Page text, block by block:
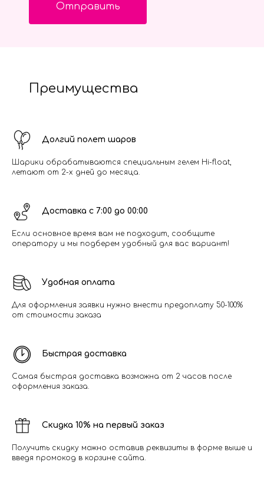
Отправить
Преимущества
Долгий полет шаров
Шарики обрабатываются специальным гелем Hi-float,
летают от 2-х дней до месяца.
Доставка с 7:00 до 00:00
Если основное время вам не подходит, сообщите
оператору и мы подберем удобный для вас вариант!
Удобная оплата
Для оформления заявки нужно внести предоплату 50-100%
от стоимости заказа
Быстрая доставка
Самая быстрая доставка возможна от 2 часов после
оформления заказа.
Скидка 10% на первый заказ
Получить скидку можно оставив реквизиты в форме выше и
введя промокод в корзине сайта.